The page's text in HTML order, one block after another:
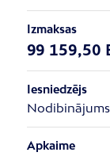
Izmaksas
99 159,50
Iesniedzējs
Nodibinājums
Apkaime